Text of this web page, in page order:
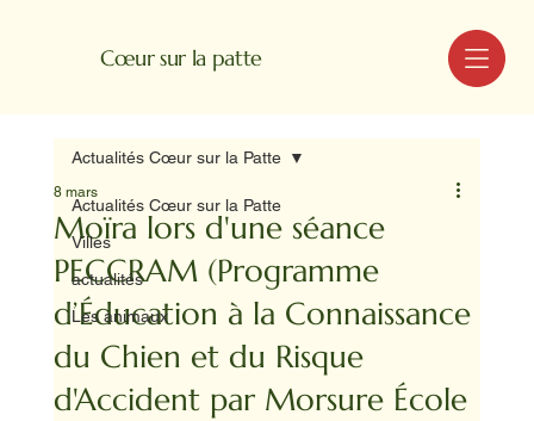
Cœur sur la patte MENU
Actualités Cœur sur la Patte
Villes
actualités
Les animaux
Actualités Cœur sur la Patte
Moïra lors d'une séance
PECCRAM (Programme
d’Éducation à la Connaissance
du Chien et du Risque
d'Accident par Morsure École
8 mars